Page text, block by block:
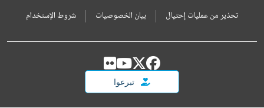
تحذير من عمليات إحتيال بيان الخصوصيات شروط الإستخدام
تبرعوا